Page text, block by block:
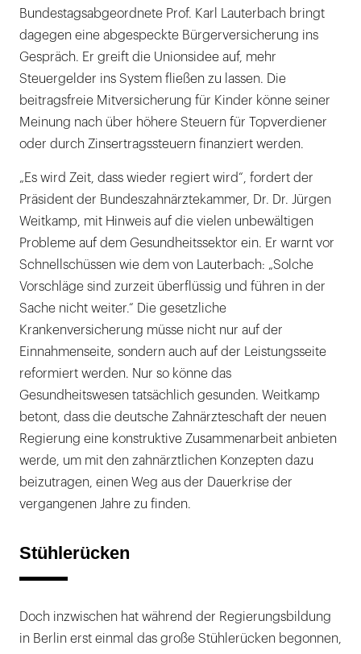
Bundestagsabgeordnete Prof. Karl Lauterbach bringt
dagegen eine abgespeckte Bürgerversicherung ins
Gespräch. Er greift die Unionsidee auf, mehr
Steuergelder ins System fließen zu lassen. Die
beitragsfreie Mitversicherung für Kinder könne seiner
Meinung nach über höhere Steuern für Topverdiener
oder durch Zinsertragssteuern finanziert werden.
„Es wird Zeit, dass wieder regiert wird“, fordert der
Präsident der Bundeszahnärztekammer, Dr. Dr. Jürgen
Weitkamp, mit Hinweis auf die vielen unbewältigen
Probleme auf dem Gesundheitssektor ein. Er warnt vor
Schnellschüssen wie dem von Lauterbach: „Solche
Vorschläge sind zurzeit überflüssig und führen in der
Sache nicht weiter.“ Die gesetzliche
Krankenversicherung müsse nicht nur auf der
Einnahmenseite, sondern auch auf der Leistungsseite
reformiert werden. Nur so könne das
Gesundheitswesen tatsächlich gesunden. Weitkamp
betont, dass die deutsche Zahnärzteschaft der neuen
Regierung eine konstruktive Zusammenarbeit anbieten
werde, um mit den zahnärztlichen Konzepten dazu
beizutragen, einen Weg aus der Dauerkrise der
vergangenen Jahre zu finden.
Stühlerücken
Doch inzwischen hat während der Regierungsbildung
in Berlin erst einmal das große Stühlerücken begonnen,